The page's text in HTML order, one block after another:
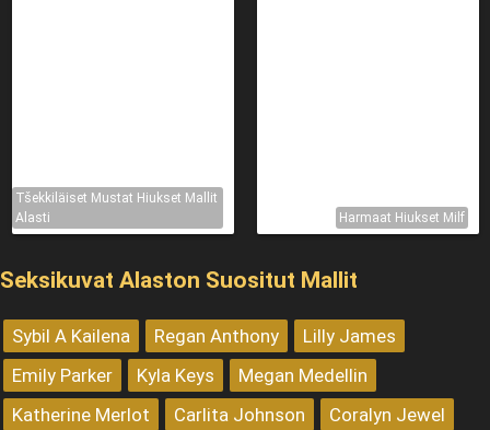
Tšekkiläiset Mustat Hiukset Mallit
Alasti
Harmaat Hiukset Milf
Seksikuvat Alaston Suositut Mallit
Sybil A Kailena Regan Anthony
Lilly James
Emily Parker
Kyla Keys
Megan Medellin
Katherine Merlot
Carlita Johnson
Coralyn Jewel